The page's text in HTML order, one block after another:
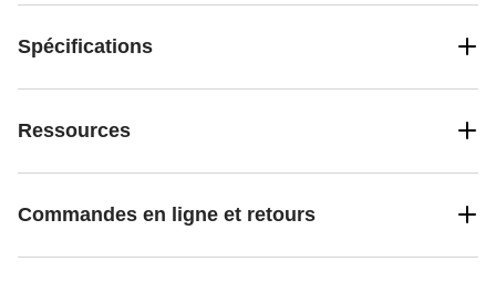
Spécifications
Ressources
Commandes en ligne et retours